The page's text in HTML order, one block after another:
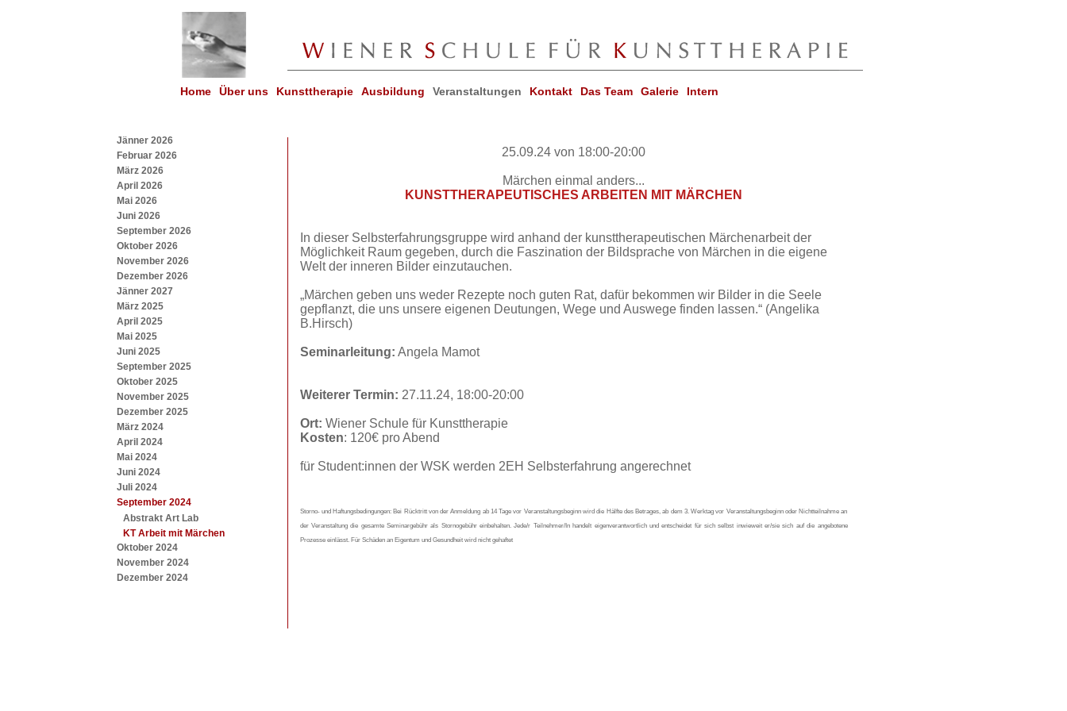
Home Über uns Kunsttherapie Ausbildung Veranstaltungen
Jänner 2026
Februar 2026
März 2026
April 2026
Mai 2026
Juni 2026
September 2026
Oktober 2026
November 2026
Dezember 2026
Jänner 2027
März 2025
April 2025
Mai 2025
Juni 2025
September 2025
Oktober 2025
November 2025
Dezember 2025
März 2024
April 2024
Mai 2024
Juni 2024
Juli 2024
September 2024
Abstrakt Art Lab
KT Arbeit mit Märchen
Oktober 2024
November 2024
Dezember 2024
Kontakt Das Team Galerie Intern
25.09.24 von 18:00-20:00
Märchen einmal anders...
KUNSTTHERAPEUTISCHES ARBEITEN MIT MÄRCHEN
In dieser Selbsterfahrungsgruppe wird anhand der kunsttherapeutischen Märchenarbeit der
Möglichkeit Raum gegeben, durch die Faszination der Bildsprache von Märchen in die eigene
Welt der inneren Bilder einzutauchen.
„Märchen geben uns weder Rezepte noch guten Rat, dafür bekommen wir Bilder in die Seele
gepflanzt, die uns unsere eigenen Deutungen, Wege und Auswege finden lassen.“ (Angelika
B.Hirsch)
Seminarleitung: Angela Mamot
Weiterer Termin: 27.11.24, 18:00-20:00
Ort: Wiener Schule für Kunsttherapie
Kosten: 120€ pro Abend
für Student:innen der WSK werden 2EH Selbsterfahrung angerechnet
Storno- und Haftungsbedingungen: Bei Rücktritt von der Anmeldung ab 14 Tage vor Veranstaltungsbeginn wird die Hälfte des Betrages, ab dem 3. Werktag vor Veranstaltungsbeginn oder Nichtteilnahme an
der Veranstaltung die gesamte Seminargebühr als Stornogebühr einbehalten. Jede/r Teilnehmer/In handelt eigenverantwortlich und entscheidet für sich selbst inwieweit er/sie sich auf die angebotene
Prozesse einlässt. Für Schäden an Eigentum und Gesundheit wird nicht gehaftet